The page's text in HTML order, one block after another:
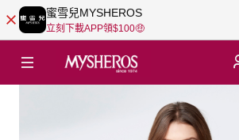
蜜雪兒MYSHEROS
立刻下載APP領$100🤑